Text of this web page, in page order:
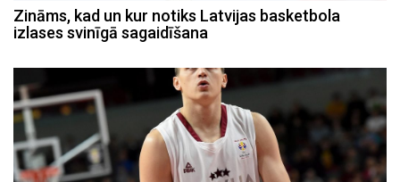
Zināms, kad un kur notiks Latvijas basketbola
izlases svinīgā sagaidīšana